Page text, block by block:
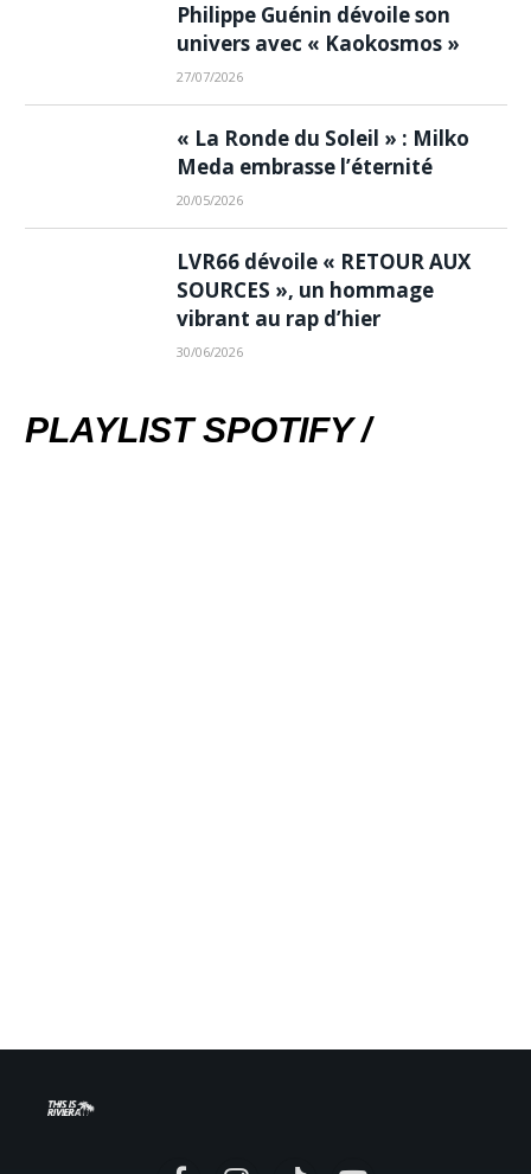
Philippe Guénin dévoile son
univers avec « Kaokosmos »
27/07/2026
« La Ronde du Soleil » : Milko
Meda embrasse l’éternité
20/05/2026
LVR66 dévoile « RETOUR AUX
SOURCES », un hommage
vibrant au rap d’hier
30/06/2026
PLAYLIST SPOTIFY /